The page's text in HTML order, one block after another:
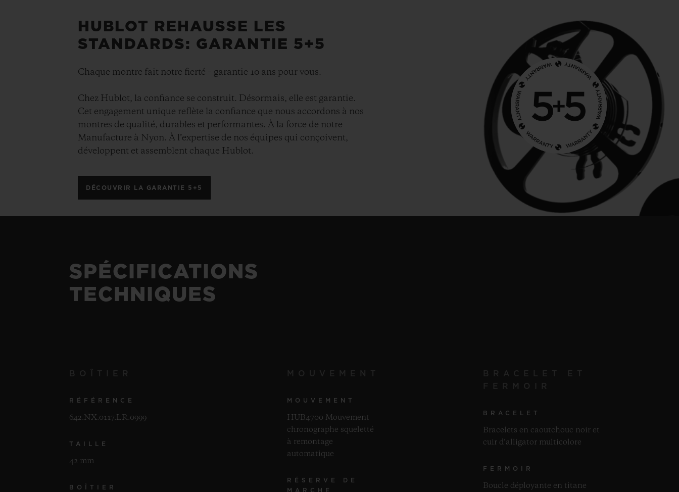
HUBLOT REHAUSSE LES
STANDARDS: GARANTIE 5+5
Chaque montre fait notre fierté – garantie 10 ans pour vous.
Chez Hublot, la confiance se construit. Désormais, elle est garantie.
Cet engagement unique reflète la confiance que nous accordons à nos
montres de qualité, durables et performantes. À la force de notre
Manufacture à Nyon. À l’expertise de nos équipes qui conçoivent,
développent et assemblent chaque Hublot.
DÉCOUVRIR LA GARANTIE 5+5
SPÉCIFICATIONS
TECHNIQUES
RÉFÉRENCE
642.NX.0117.LR.0999
TAILLE
42 mm
BOÎTIER
MOUVEMENT
HUB4700 Mouvement
chronographe squeletté
à remontage
automatique
RÉSERVE DE
MARCHE
BRACELET
Bracelets en caoutchouc noir et
cuir d’alligator multicolore
FERMOIR
Boucle déployante en titane